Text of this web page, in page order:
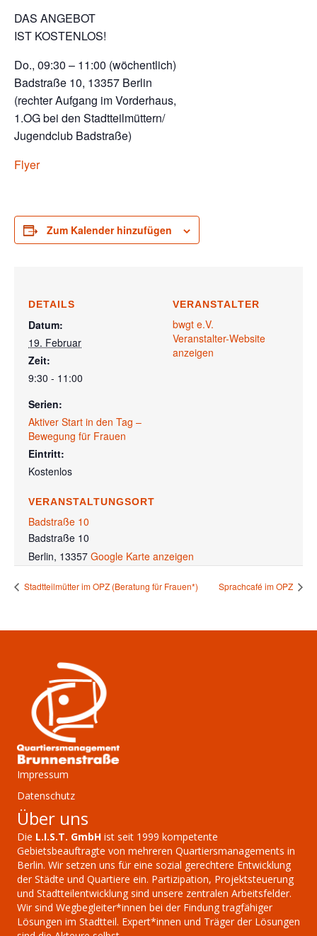
DAS ANGEBOT
IST KOSTENLOS!
Do., 09:30 – 11:00 (wöchentlich)
Badstraße 10, 13357 Berlin
(rechter Aufgang im Vorderhaus,
1.OG bei den Stadtteilmüttern/
Jugendclub Badstraße)
Flyer
Zum Kalender hinzufügen
DETAILS
Datum:
19. Februar
Zeit:
9:30 - 11:00
Serien:
Aktiver Start in den Tag –
Bewegung für Frauen
Eintritt:
Kostenlos
VERANSTALTUNGSORT
Badstraße 10
Badstraße 10
Berlin, 13357 Google Karte anzeigen
VERANSTALTER
bwgt e.V.
Veranstalter-Website
anzeigen
Stadtteilmütter im OPZ (Beratung für Frauen*) Sprachcafé im OPZ
Impressum
Datenschutz
Über uns
Die L.I.S.T. GmbH ist seit 1999 kompetente
Gebietsbeauftragte von mehreren Quartiersmanagements in
Berlin. Wir setzen uns für eine sozial gerechtere Entwicklung
der Städte und Quartiere ein. Partizipation, Projektsteuerung
und Stadtteilentwicklung sind unsere zentralen Arbeitsfelder.
Wir sind Wegbegleiter*innen bei der Findung tragfähiger
Lösungen im Stadtteil. Expert*innen und Träger der Lösungen